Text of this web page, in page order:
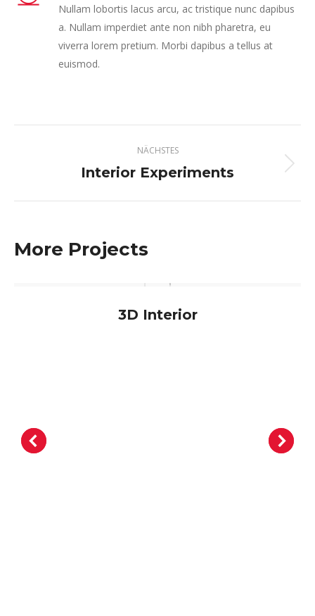
Nullam lobortis lacus arcu, ac tristique nunc dapibus
a. Nullam imperdiet ante non nibh pharetra, eu
viverra lorem pretium. Morbi dapibus a tellus at
euismod.
navigation
NÄCHSTES
Next
Interior Experiments
More Projects
3D Interior